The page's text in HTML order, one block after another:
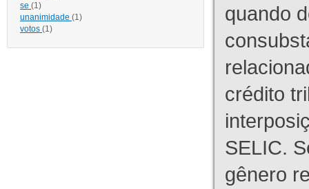
se (1)
unanimidade (1)
votos (1)
quando
crédito
SELIC.
gênero